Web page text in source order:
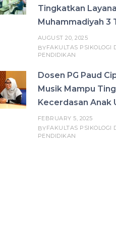
Tingkatkan
Muhammadiyah 3
AUGUST 20, 2025
BYFAKULTAS PSIKOLOGI
PENDIDIKAN
Dosen PG Paud
Musik Mampu
Kecerdasan Anak
FEBRUARY 5, 2025
BYFAKULTAS PSIKOLOGI
PENDIDIKAN